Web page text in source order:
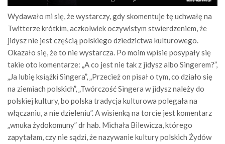
Wydawało mi się, że wystarczy, gdy skomentuje tę uchwałę na
Twitterze krótkim, aczkolwiek oczywistym stwierdzeniem, że
jidysz nie jest częścią polskiego dziedzictwa kulturowego.
Okazało się, że to nie wystarcza. Po moim wpisie posypały się
takie oto komentarze: „A co jest nie tak z jidysz albo Singerem?”,
„Ja lubię książki Singera”, „Przecież on pisał o tym, co działo się
na ziemiach polskich”, „Twórczość Singera w jidysz należy do
polskiej kultury, bo polska tradycja kulturowa polegała na
włączaniu, a nie dzieleniu”. A wisienką na torcie jest komentarz
„wnuka żydokomuny” dr hab. Michała Bilewicza, którego
zapytałam, czy nie sądzi, że nazywanie kultury polskich Żydów